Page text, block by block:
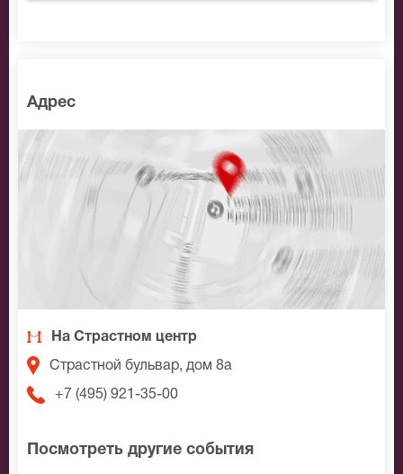
Адрес
На Страстном центр
Страстной бульвар, дом 8а
+7 (495) 921-35-00
Посмотреть другие события